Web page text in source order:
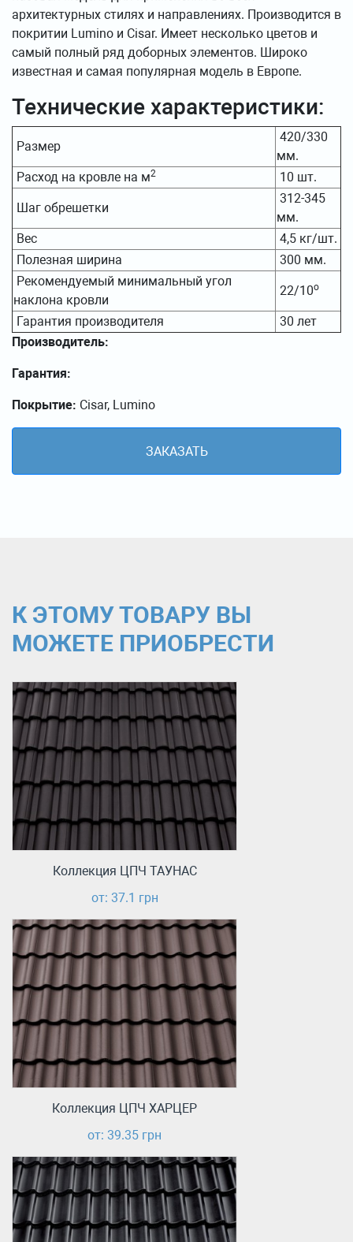
архитектурных стилях и направлениях. Производится в
покритии Lumino и Cisar. Имеет несколько цветов и
самый полный ряд доборных элементов. Широко
известная и самая популярная модель в Европе.
Технические характеристики:
Размер
420/330
мм.
Расход на кровле на м2 10 шт.
Шаг обрешетки
312-345
мм.
Вес
4,5 кг/шт.
Полезная ширина
300 мм.
Рекомендуемый минимальный угол
наклона кровли
22/10о
Гарантия производителя
30 лет
Производитель:
Гарантия:
Покрытие: Cisar, Lumino
ЗАКАЗАТЬ
К ЭТОМУ ТОВАРУ ВЫ
МОЖЕТЕ ПРИОБРЕСТИ
Коллекция ЦПЧ ТАУНАС
от: 37.1 грн
Коллекция ЦПЧ ХАРЦЕР
от: 39.35 грн